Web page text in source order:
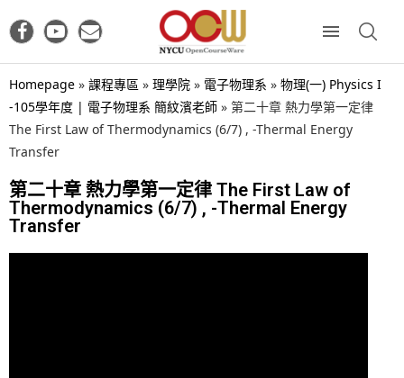
Homepage » 課程專區 » 理學院 » 電子物理系 » 物理(一) Physics I
-105學年度 | 電子物理系 簡紋濱老師 » 第二十章 熱力學第一定律
The First Law of Thermodynamics (6/7) , -Thermal Energy
Transfer
第二十章 熱力學第一定律 The First Law of
Thermodynamics (6/7) , -Thermal Energy
Transfer